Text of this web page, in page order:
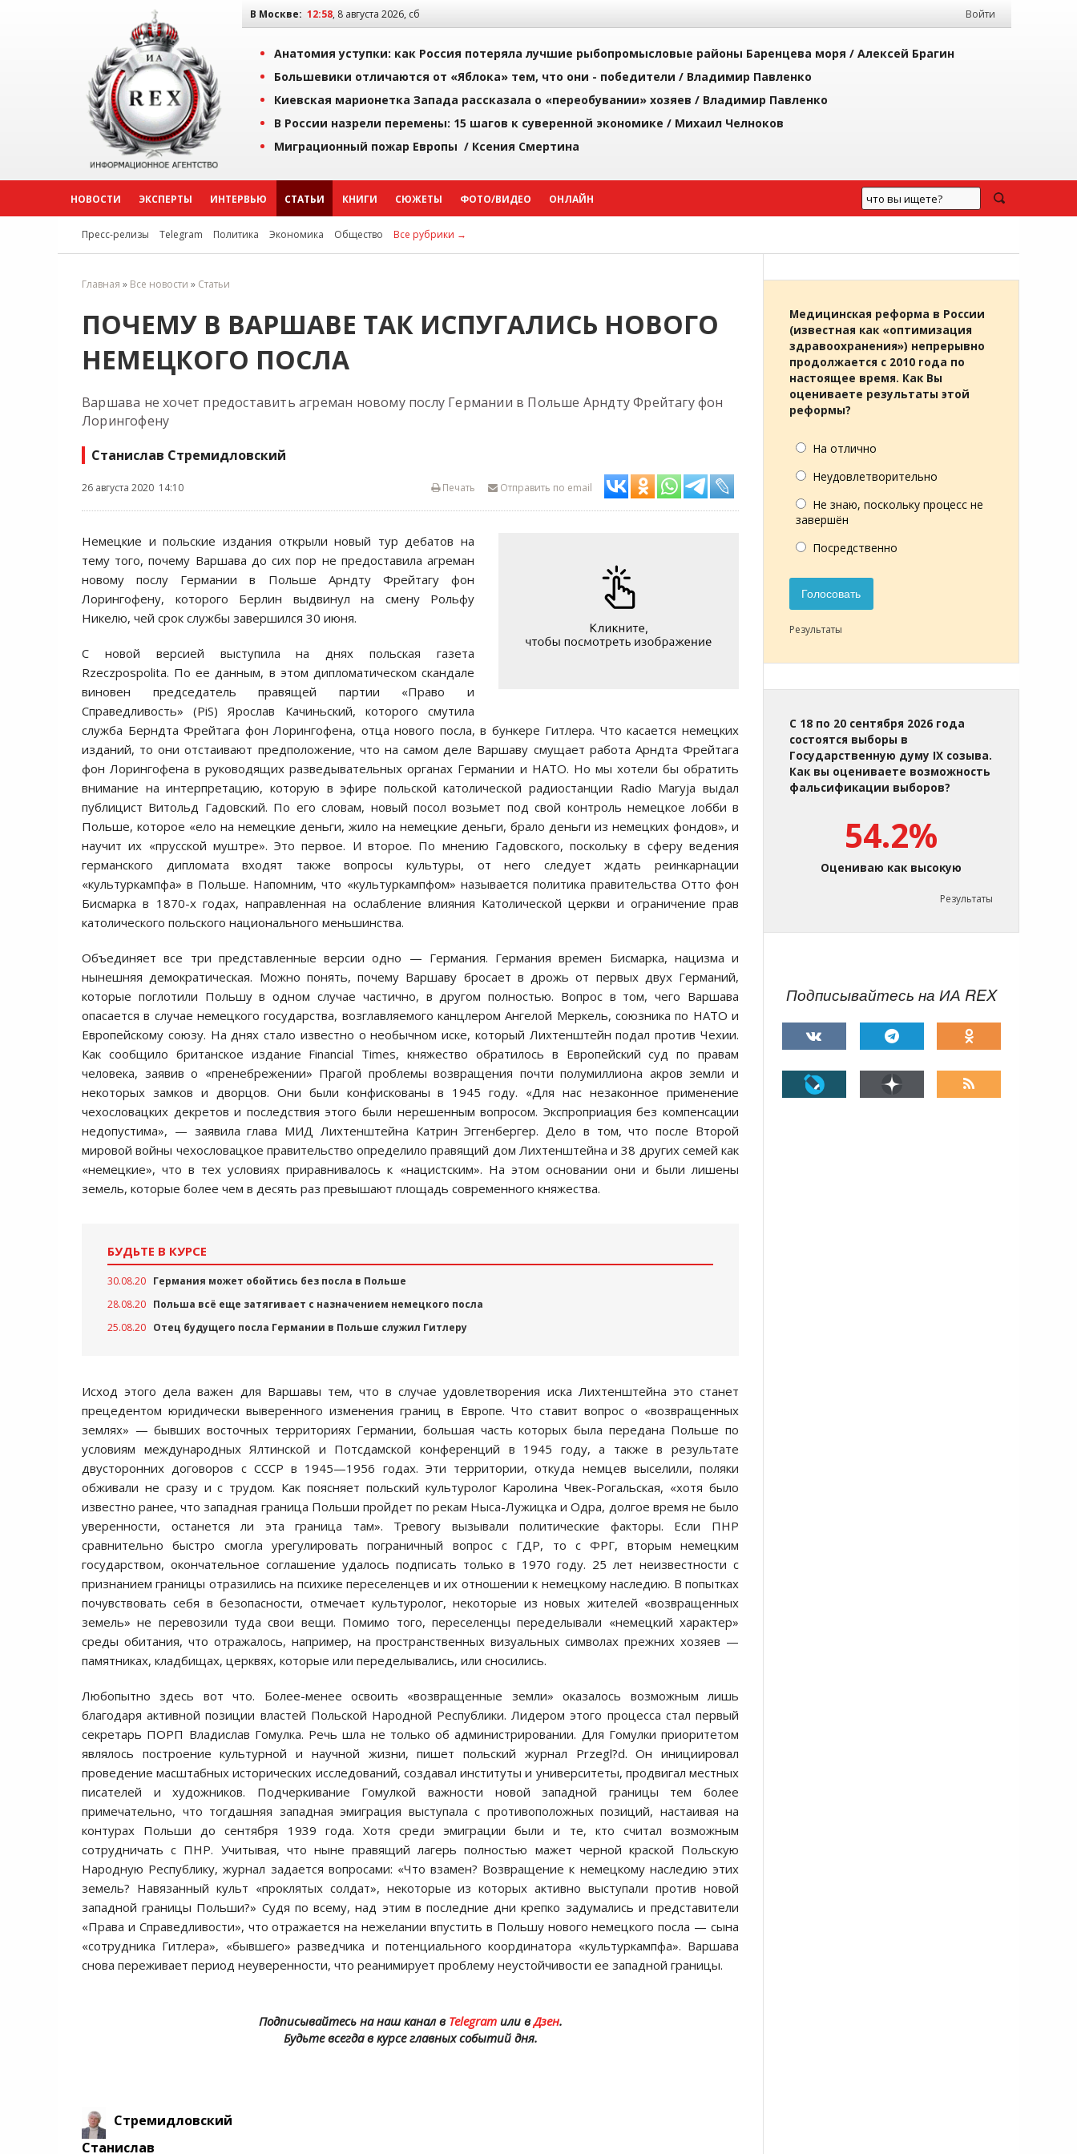
В Москве: 12:58, 8 августа 2026, сб Войти
Анатомия уступки: как Россия потеряла лучшие рыбопромысловые районы Баренцева моря / Алексей Брагин
Большевики отличаются от «Яблока» тем, что они - победители / Владимир Павленко
Киевская марионетка Запада рассказала о «переобувании» хозяев / Владимир Павленко
В России назрели перемены: 15 шагов к суверенной экономике / Михаил Челноков
Миграционный пожар Европы / Ксения Смертина
НОВОСТИ ЭКСПЕРТЫ ИНТЕРВЬЮ СТАТЬИ КНИГИ СЮЖЕТЫ ФОТО/ВИДЕО ОНЛАЙН
Пресс-релизы Telegram Политика Экономика Общество Все рубрики →
Главная » Все новости » Статьи
ПОЧЕМУ В ВАРШАВЕ ТАК ИСПУГАЛИСЬ НОВОГО
НЕМЕЦКОГО ПОСЛА
Варшава не хочет предоставить агреман новому послу Германии в Польше Арндту Фрейтагу фон
Лорингофену
Станислав Стремидловский
26 августа 2020 14:10 Отправить по email
Печать
Немецкие и польские издания открыли новый тур дебатов на
тему того, почему Варшава до сих пор не предоставила агреман
новому послу Германии в Польше Арндту Фрейтагу фон
Лорингофену, которого Берлин выдвинул на смену Рольфу
Никелю, чей срок службы завершился 30 июня.
С новой версией выступила на днях польская газета
Rzeczpospolita. По ее данным, в этом дипломатическом скандале
виновен председатель правящей партии «Право и
Справедливость» (PiS) Ярослав Качиньский, которого смутила
служба Берндта Фрейтага фон Лорингофена, отца нового посла, в бункере Гитлера. Что касается немецких
изданий, то они отстаивают предположение, что на самом деле Варшаву смущает работа Арндта Фрейтага
фон Лорингофена в руководящих разведывательных органах Германии и НАТО. Но мы хотели бы обратить
внимание на интерпретацию, которую в эфире польской католической радиостанции Radio Maryja выдал
публицист Витольд Гадовский. По его словам, новый посол возьмет под свой контроль немецкое лобби в
Польше, которое «ело на немецкие деньги, жило на немецкие деньги, брало деньги из немецких фондов», и
научит их «прусской муштре». Это первое. И второе. По мнению Гадовского, поскольку в сферу ведения
германского дипломата входят также вопросы культуры, от него следует ждать реинкарнации
«культуркампфа» в Польше. Напомним, что «культуркампфом» называется политика правительства Отто фон
Бисмарка в 1870-х годах, направленная на ослабление влияния Католической церкви и ограничение прав
католического польского национального меньшинства.
Объединяет все три представленные версии одно — Германия. Германия времен Бисмарка, нацизма и
нынешняя демократическая. Можно понять, почему Варшаву бросает в дрожь от первых двух Германий,
которые поглотили Польшу в одном случае частично, в другом полностью. Вопрос в том, чего Варшава
опасается в случае немецкого государства, возглавляемого канцлером Ангелой Меркель, союзника по НАТО и
Европейскому союзу. На днях стало известно о необычном иске, который Лихтенштейн подал против Чехии.
Как сообщило британское издание Financial Times, княжество обратилось в Европейский суд по правам
человека, заявив о «пренебрежении» Прагой проблемы возвращения почти полумиллиона акров земли и
некоторых замков и дворцов. Они были конфискованы в 1945 году. «Для нас незаконное применение
чехословацких декретов и последствия этого были нерешенным вопросом. Экспроприация без компенсации
недопустима», — заявила глава МИД Лихтенштейна Катрин Эггенбергер. Дело в том, что после Второй
мировой войны чехословацкое правительство определило правящий дом Лихтенштейна и 38 других семей как
«немецкие», что в тех условиях приравнивалось к «нацистским». На этом основании они и были лишены
земель, которые более чем в десять раз превышают площадь современного княжества.
БУДЬТЕ В КУРСЕ
30.08.20 Германия может обойтись без посла в Польше
28.08.20 Польша всё еще затягивает с назначением немецкого посла
25.08.20 Отец будущего посла Германии в Польше служил Гитлеру
Исход этого дела важен для Варшавы тем, что в случае удовлетворения иска Лихтенштейна это станет
прецедентом юридически выверенного изменения границ в Европе. Что ставит вопрос о «возвращенных
землях» — бывших восточных территориях Германии, большая часть которых была передана Польше по
условиям международных Ялтинской и Потсдамской конференций в 1945 году, а также в результате
двусторонних договоров с СССР в 1945—1956 годах. Эти территории, откуда немцев выселили, поляки
обживали не сразу и с трудом. Как поясняет польский культуролог Каролина Чвек-Рогальская, «хотя было
известно ранее, что западная граница Польши пройдет по рекам Ныса-Лужицка и Одра, долгое время не было
уверенности, останется ли эта граница там». Тревогу вызывали политические факторы. Если ПНР
сравнительно быстро смогла урегулировать пограничный вопрос с ГДР, то с ФРГ, вторым немецким
государством, окончательное соглашение удалось подписать только в 1970 году. 25 лет неизвестности с
признанием границы отразились на психике переселенцев и их отношении к немецкому наследию. В попытках
почувствовать себя в безопасности, отмечает культуролог, некоторые из новых жителей «возвращенных
земель» не перевозили туда свои вещи. Помимо того, переселенцы переделывали «немецкий характер»
среды обитания, что отражалось, например, на пространственных визуальных символах прежних хозяев —
памятниках, кладбищах, церквях, которые или переделывались, или сносились.
Любопытно здесь вот что. Более-менее освоить «возвращенные земли» оказалось возможным лишь
благодаря активной позиции властей Польской Народной Республики. Лидером этого процесса стал первый
секретарь ПОРП Владислав Гомулка. Речь шла не только об администрировании. Для Гомулки приоритетом
являлось построение культурной и научной жизни, пишет польский журнал Przegl?d. Он инициировал
проведение масштабных исторических исследований, создавал институты и университеты, продвигал местных
писателей и художников. Подчеркивание Гомулкой важности новой западной границы тем более
примечательно, что тогдашняя западная эмиграция выступала с противоположных позиций, настаивая на
контурах Польши до сентября 1939 года. Хотя среди эмиграции были и те, кто считал возможным
сотрудничать с ПНР. Учитывая, что ныне правящий лагерь полностью мажет черной краской Польскую
Народную Республику, журнал задается вопросами: «Что взамен? Возвращение к немецкому наследию этих
земель? Навязанный культ «проклятых солдат», некоторые из которых активно выступали против новой
западной границы Польши?» Судя по всему, над этим в последние дни крепко задумались и представители
«Права и Справедливости», что отражается на нежелании впустить в Польшу нового немецкого посла — сына
«сотрудника Гитлера», «бывшего» разведчика и потенциального координатора «культуркампфа». Варшава
снова переживает период неуверенности, что реанимирует проблему неустойчивости ее западной границы.
Подписывайтесь на наш канал в Telegramили вДзен.
Будьте всегда в курсе главных событий дня.
Стремидловский
Станислав
Медицинская реформа в России
(известная как «оптимизация
здравоохранения») непрерывно
продолжается с 2010 года по
настоящее время. Как Вы
оцениваете результаты этой
реформы?
На отлично
Неудовлетворительно
Не знаю, поскольку процесс не
завершён
Посредственно
Голосовать
Результаты
С 18 по 20 сентября 2026 года
состоятся выборы в
Государственную думу IX созыва.
Как вы оцениваете возможность
фальсификации выборов?
54.2%
Оцениваю как высокую
Результаты
Подписывайтесь на ИА REX